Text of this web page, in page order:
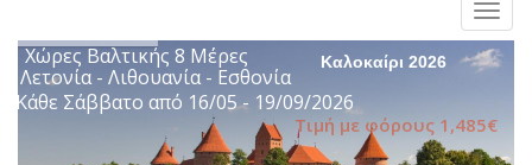
Toggle
Χώρες Βαλτικής 8 Μέρες Καλοκαίρι 2026
Τιμή με φόρους 1,485€
Κάθε Σάββατο από 16/05 - 19/09/2026
Λετονία - Λιθουανία - Εσθονία